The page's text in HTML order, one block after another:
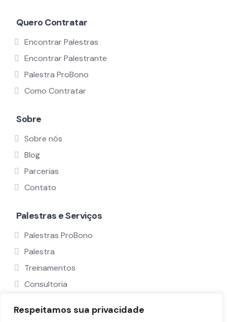
Respeitamos sua privacidade
Quero Contratar
Encontrar Palestras
Encontrar Palestrante
Palestra ProBono
Como Contratar
Sobre
Sobre nós
Blog
Parcerias
Contato
Palestras e Serviços
Palestras ProBono
Palestra
Treinamentos
Consultoria